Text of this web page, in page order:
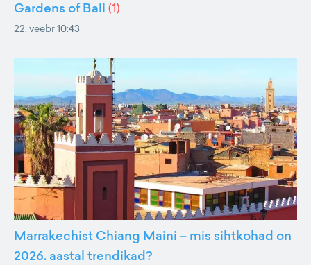
Gardens of Bali (1)
22. veebr 10:43
Marrakechist Chiang Maini – mis sihtkohad on
2026. aastal trendikad?